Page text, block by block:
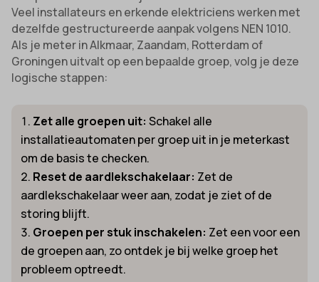
Veel installateurs en erkende elektriciens werken met
dezelfde gestructureerde aanpak volgens NEN 1010.
Als je meter in Alkmaar, Zaandam, Rotterdam of
Groningen uitvalt op een bepaalde groep, volg je deze
logische stappen:
Zet alle groepen uit: Schakel alle
installatieautomaten per groep uit in je meterkast
om de basis te checken.
Reset de aardlekschakelaar: Zet de
aardlekschakelaar weer aan, zodat je ziet of de
storing blijft.
Groepen per stuk inschakelen: Zet een voor een
de groepen aan, zo ontdek je bij welke groep het
probleem optreedt.